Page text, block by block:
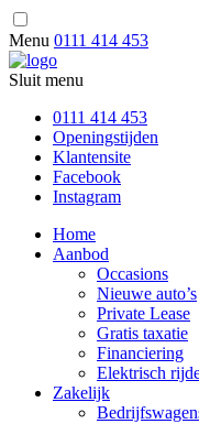
Menu 0111 414 453
Sluit menu
0111 414 453
Openingstijden
Klantensite
Facebook
Instagram
Home
Aanbod
Occasions
Nieuwe auto’s
Private Lease
Gratis taxatie
Financiering
Elektrisch
Zakelijk